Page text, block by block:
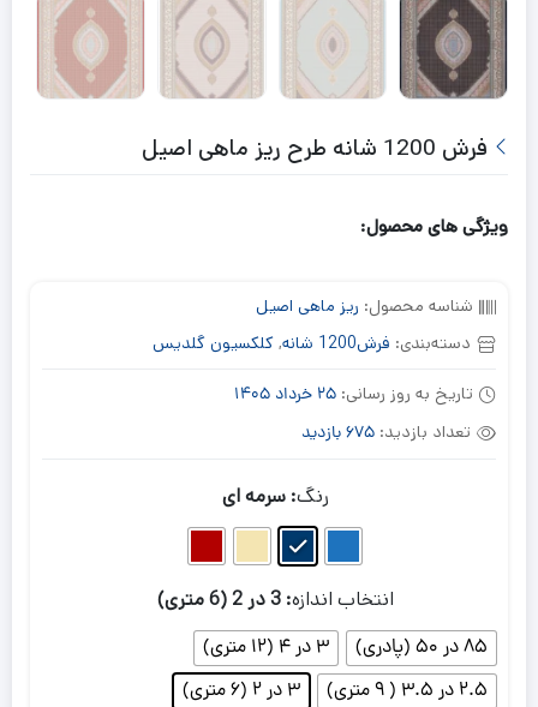
فرش 1200 شانه طرح ریز ماهی اصیل
ویژگی های محصول:
شناسه محصول: ریز ماهی اصیل
دسته‌بندی: فرش1200 شانه , کلکسیون گلدیس
تاریخ به روز رسانی: 25 خرداد 1405
تعداد بازدید: 675 بازدید
رنگ: سرمه ای
انتخاب اندازه: 3 در 2 (6 متری)
85 در 50 (پادری)
3 در 4 (12 متری)
2.5 در 3.5 ( 9 متری)
3 در 2 (6 متری)